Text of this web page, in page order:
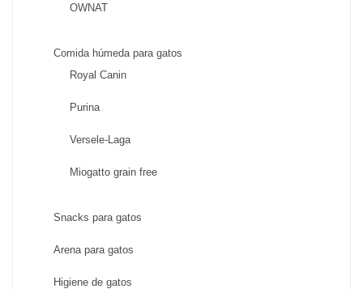
OWNAT
Comida húmeda para gatos
Royal Canin
Purina
Versele-Laga
Miogatto grain free
Snacks para gatos
Arena para gatos
Higiene de gatos